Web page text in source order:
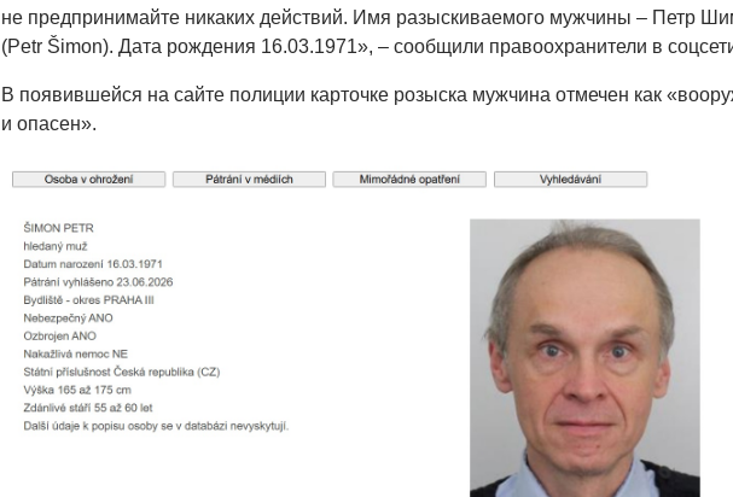
не предпринимайте никаких действий. Имя разыскиваемого мужчины – Петр
(Petr Šimon). Дата рождения 16.03.1971», – сообщили правоохранители в
В появившейся на сайте полиции карточке розыска мужчина отмечен как
и опасен».